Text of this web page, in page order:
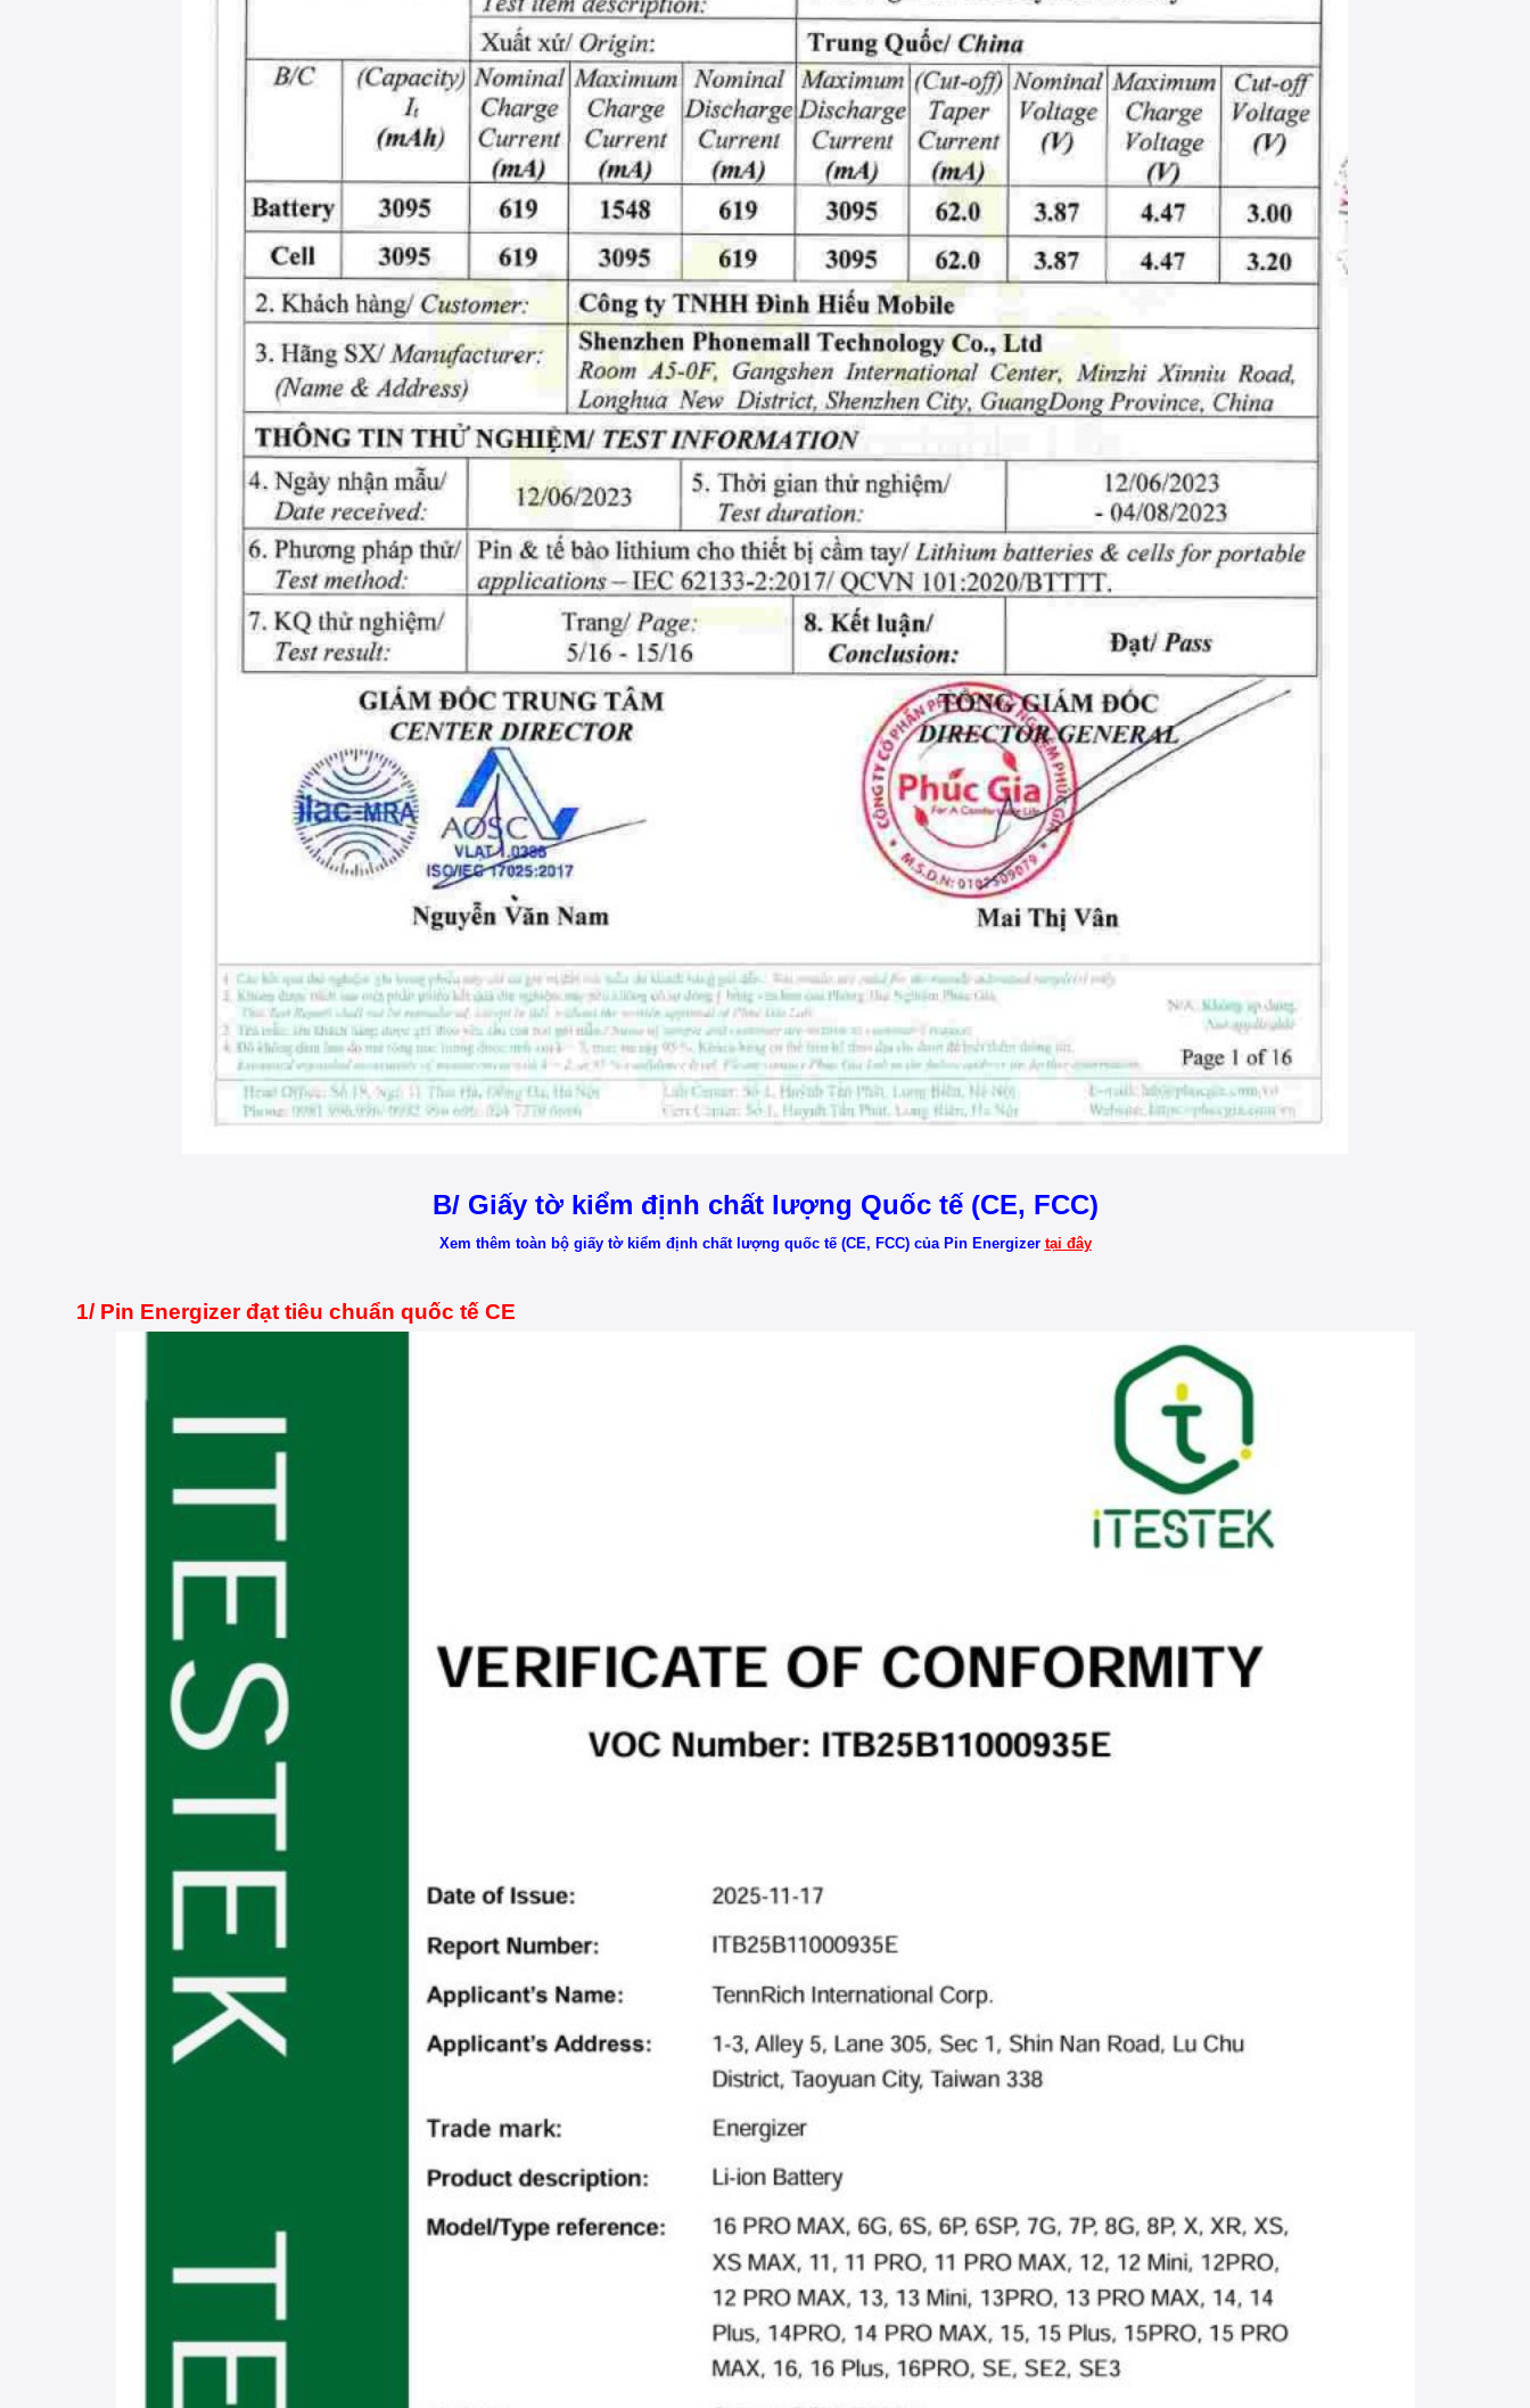
B/ Giấy tờ kiểm định chất lượng Quốc tế (CE, FCC)
Xem thêm toàn bộ giấy tờ kiểm định chất lượng quốc tế (CE, FCC) của Pin Energizer tại đây
1/ Pin Energizer đạt tiêu chuẩn quốc tế CE